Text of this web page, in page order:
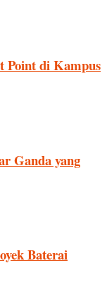
Point di Kampus
Ganda yang
Baterai